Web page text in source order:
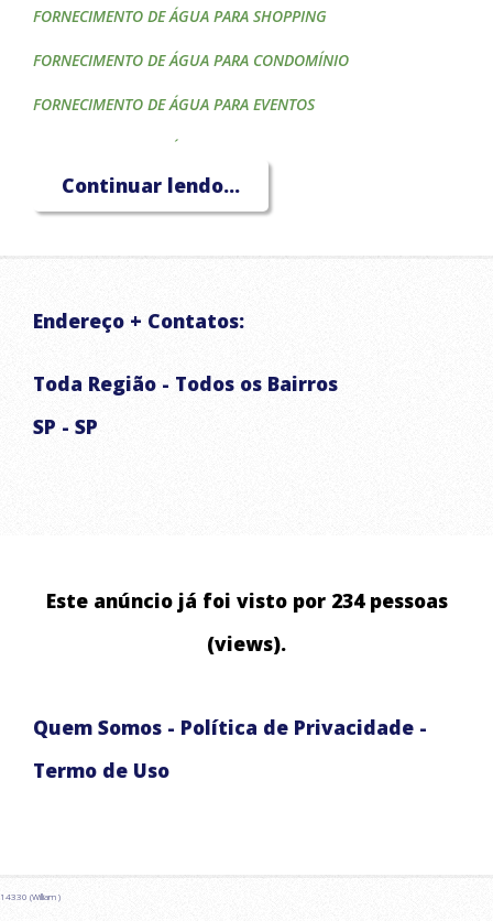
FORNECIMENTO DE ÁGUA PARA SHOPPING
FORNECIMENTO DE ÁGUA PARA CONDOMÍNIO
FORNECIMENTO DE ÁGUA PARA EVENTOS
FORNECIMENTO DE ÁGUA PARA CONSTRUTORAS
FORNECIMENTO DE ÁGUA PARA HOTÉIS
FORNECIMENTO DE ÁGUA PARA IRRIGAÇÃO
ABASTECIMENTO EMERGENCIAL
CHUVAS ARTIFICIAIS PARA EVENTOS E FILMAGENS
Continuar lendo...
Endereço + Contatos:
Toda Região - Todos os Bairros
SP - SP
Este anúncio já foi visto por 234 pessoas
(views).
Quem Somos - Política de Privacidade -
Termo de Uso
14330 (William )